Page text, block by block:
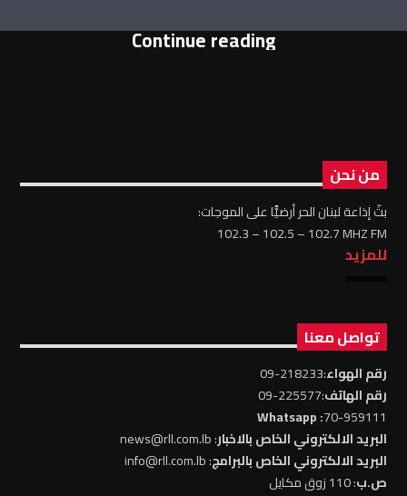
Continue reading
من نحن
بثّ إذاعة لبنان الحر أرضيًّا على الموجات:
102.3 – 102.5 – 102.7 MHZ FM
للمزيد
تواصل معنا
رقم الهواء:218233-09
رقم الهاتف:225577-09
70-959111
: Whatsapp
البريد الالكتروني الخاص بالاخبار: news@rll.com.lb
البريد الالكتروني الخاص بالبرامج: info@rll.com.lb
ص.ب: 110 زوق مكايل